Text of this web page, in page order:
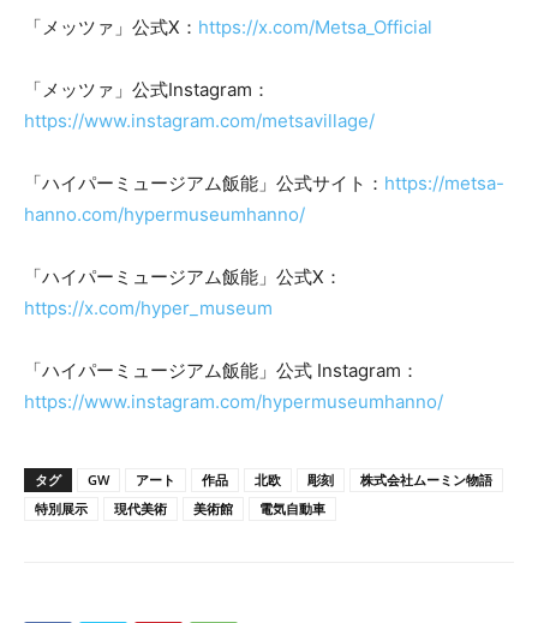
「メッツァ」公式X： https://x.com/Metsa_Official
「メッツァ」公式Instagram：
https://www.instagram.com/metsavillage/
「ハイパーミュージアム飯能」公式サイト： https://metsa-
hanno.com/hypermuseumhanno/
「ハイパーミュージアム飯能」公式X：
https://x.com/hyper_museum
「ハイパーミュージアム飯能」公式 Instagram：
https://www.instagram.com/hypermuseumhanno/
タグ GW アート 作品 北欧 彫刻
株式会社ムーミン物語
特別展示
現代美術 美術館 電気自動車